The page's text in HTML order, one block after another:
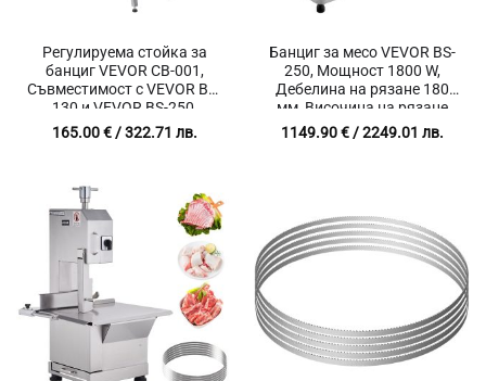
Регулируема стойка за
банциг VEVOR CB-001,
Съвместимост с VEVOR BS-
130 и VEVOR BS-250,
Регулируема височина 550
– 850 мм
165.00€/ 322.71 лв.
Банциг за месо VEVOR BS-
250, Мощност 1800 W,
Дебелина на рязане 180
мм, Височина на рязане
250 мм
1149.90€/ 2249.01 лв.